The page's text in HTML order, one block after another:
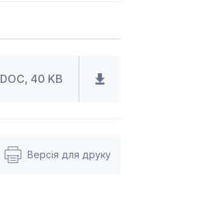
DOC, 40 KB
Версія для друку